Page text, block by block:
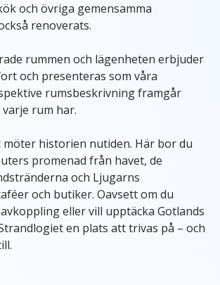
och övriga gemensamma
renoverats.
rummen och lägenheten erbjuder
och presenteras som våra
rumsbeskrivning framgår
rum har.
möter historien nutiden. Här bor du
promenad från havet, de
och Ljugarns
och butiker. Oavsett om du
eller vill upptäcka Gotlands
en plats att trivas på – och